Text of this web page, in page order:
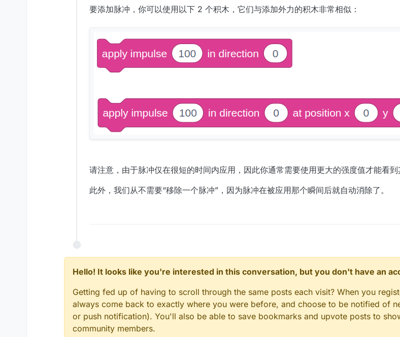
要添加脉冲，你可以使用以下 2 个积木，它们与添加外力的积木非常相似：
请注意，由于脉冲仅在很短的时间内应用，因此你通常需要使用更大的强度值才能看到
此外，我们从不需要“移除一个脉冲”，因为脉冲在被应用那个瞬间后就自动消除了。
Hello! It looks like you're interested in this conversation, but you don't have an
Getting fed up of having to scroll through the same posts each visit? When you
always come back to exactly where you were before, and choose to be notified of
or push notification). You'll also be able to save bookmarks and upvote posts to
community members.